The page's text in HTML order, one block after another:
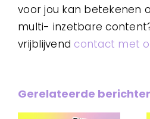
voor jou kan betekenen
multi- inzetbare
vrijblijvend contact met
Gerelateerde